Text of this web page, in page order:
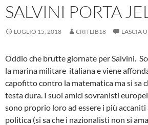
SALVINI PORTA
LUGLIO 15, 2018 CRITLIB18 LASCIA
Oddio che brutte giornate per Salvini.
la marina militare italiana e viene
capofitto contro la matematica ma si sa
testa dura. I suoi amici sovranisti
sono proprio loro ad essere i più
politica (si sa che i nazionalisti non si